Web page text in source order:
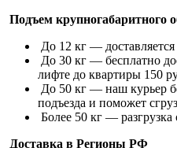
Подъем крупногабаритного
До 12 кг —
До 30 кг — бесплатно
лифте до квартиры 150
До 50 кг — наш курьер
подъезда и поможет
Более 50 кг — разгрузка
Доставка в Регионы РФ